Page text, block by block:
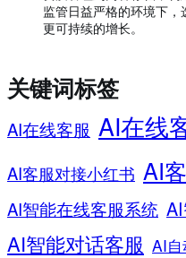
监管日益严格的环境下，
更可持续的增长。
关键词标签
AI在线客服 AI在线
AI客服对接小红书 AI
AI智能在线客服系统
AI智能对话客服 AI